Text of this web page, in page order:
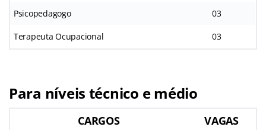
Psicopedagogo 03
Terapeuta Ocupacional 03
Para níveis técnico e médio
CARGOS VAGAS